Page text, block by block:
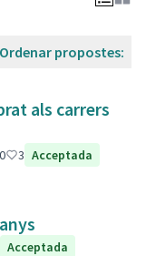
Ordenar propostes:
als carrers
0 3 Acceptada
Acceptada